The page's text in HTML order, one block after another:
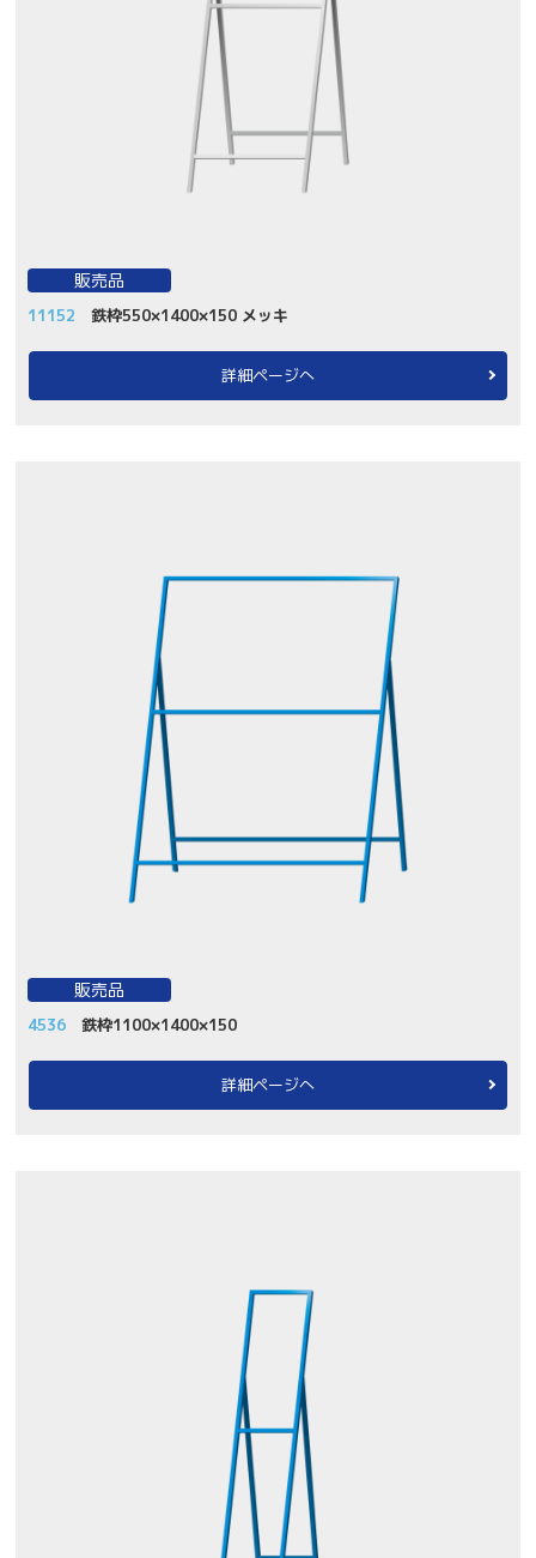
販売品
11152 鉄枠550×1400×150 メッキ
詳細ページへ
販売品
4536 鉄枠1100×1400×150
詳細ページへ